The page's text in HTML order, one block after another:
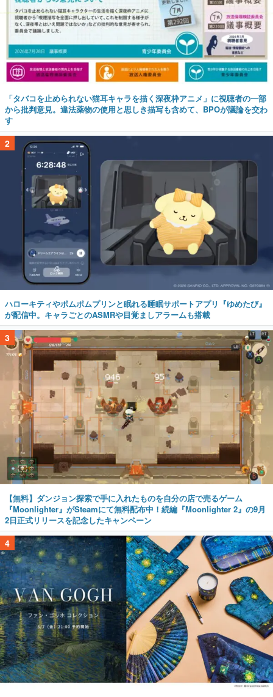
「タバコを止められない猫耳キャラを描く深夜枠アニメ」に視聴者の一部
から批判意見。違法薬物の使用と思しき描写も含めて、BPOが議論を交わ
す
2
ハローキティやポムポムプリンと眠れる睡眠サポートアプリ『ゆめたび』
が配信中。キャラごとのASMRや目覚ましアラームも搭載
3
【無料】ダンジョン探索で手に入れたものを自分の店で売るゲーム
『Moonlighter』がSteamにて無料配布中！続編『Moonlighter 2』の9月
2日正式リリースを記念したキャンペーン
4